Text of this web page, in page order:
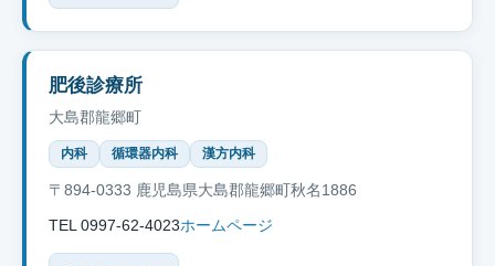
肥後診療所
大島郡龍郷町
内科 循環器内科 漢方内科
〒894-0333 鹿児島県大島郡龍郷町秋名1886
TEL 0997-62-4023ホームページ